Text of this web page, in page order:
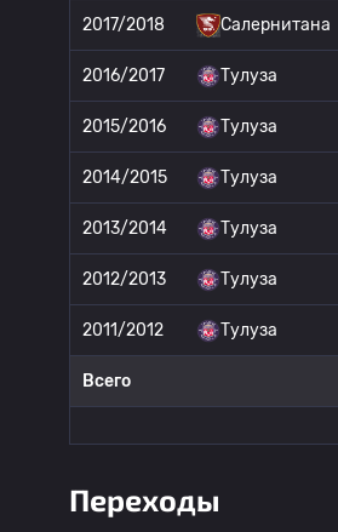
2017/2018 Салернитана
2016/2017 Тулуза
2015/2016 Тулуза
2014/2015 Тулуза
2013/2014 Тулуза
2012/2013 Тулуза
2011/2012 Тулуза
Всего
Переходы